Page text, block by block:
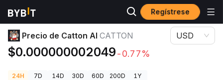
Regístrese
Precios de Criptomonedas Precio de Catton AI CATTON
Precio de Catton AI CATTON
$0.000000002049-0.77%
USD
24H 7D 14D 30D 60D 200D 1Y